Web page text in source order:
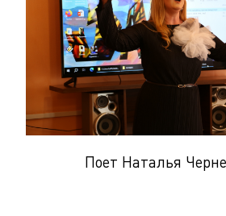
Поет Наталья